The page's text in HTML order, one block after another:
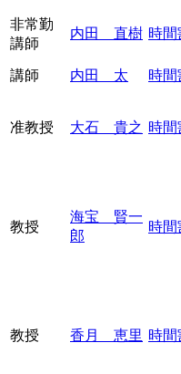
非常勤
講師
内田 直樹 時間
講師 内田 太 時間
准教授 大石 貴之 時間
教授
海宝 賢一
郎
時間
教授 香月 恵里 時間